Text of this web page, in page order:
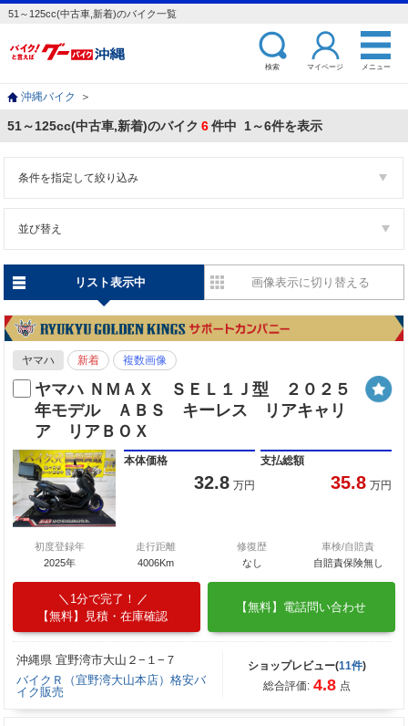
51～125cc(中古車,新着)のバイク一覧
検索 マイページ メニュー
沖縄バイク ＞
51～125cc(中古車,新着)のバイク 6件中 1～6件を表示
条件を指定して絞り込み
並び替え
リスト表示中 画像表示に切り替える
ヤマハ 新着 複数画像
ヤマハ ＮＭＡＸ ＳＥＬ１Ｊ型 ２０２５
年モデル ＡＢＳ キーレス リアキャリ
ア リアＢＯＸ
本体価格
32.8 万円
支払総額
35.8 万円
初度登録年
2025年
走行距離
4006Km
修復歴
なし
車検/自賠責
自賠責保険無し
1分で完了！
【無料】見積・在庫確認
【無料】電話問い合わせ
沖縄県 宜野湾市大山２−１−７
バイクＲ（宜野湾大山本店）格安バ
イク販売
ショップレビュー(11件)
総合評価: 4.8 点